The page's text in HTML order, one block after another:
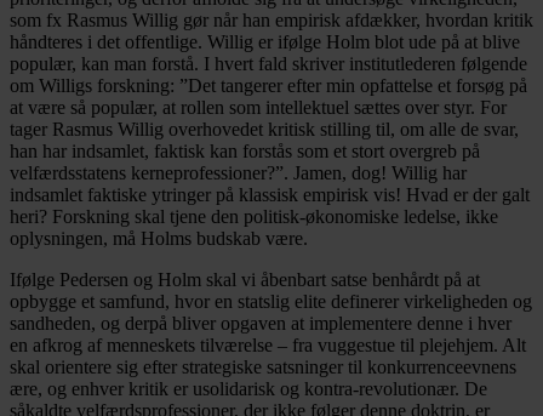
som fx Rasmus Willig gør når han empirisk afdækker, hvordan kritik
håndteres i det offentlige. Willig er ifølge Holm blot ude på at blive
populær, kan man forstå. I hvert fald skriver institutlederen følgende
om Willigs forskning: ”Det tangerer efter min opfattelse et forsøg på
at være så populær, at rollen som intellektuel sættes over styr. For
tager Rasmus Willig overhovedet kritisk stilling til, om alle de svar,
han har indsamlet, faktisk kan forstås som et stort overgreb på
velfærdsstatens kerneprofessioner?”. Jamen, dog! Willig har
indsamlet faktiske ytringer på klassisk empirisk vis! Hvad er der galt
heri? Forskning skal tjene den politisk-økonomiske ledelse, ikke
oplysningen, må Holms budskab være.
Ifølge Pedersen og Holm skal vi åbenbart satse benhårdt på at
opbygge et samfund, hvor en statslig elite definerer virkeligheden og
sandheden, og derpå bliver opgaven at implementere denne i hver
en afkrog af menneskets tilværelse – fra vuggestue til plejehjem. Alt
skal orientere sig efter strategiske satsninger til konkurrenceevnens
ære, og enhver kritik er usolidarisk og kontra-revolutionær. De
såkaldte velfærdsprofessioner, der ikke følger denne doktrin, er